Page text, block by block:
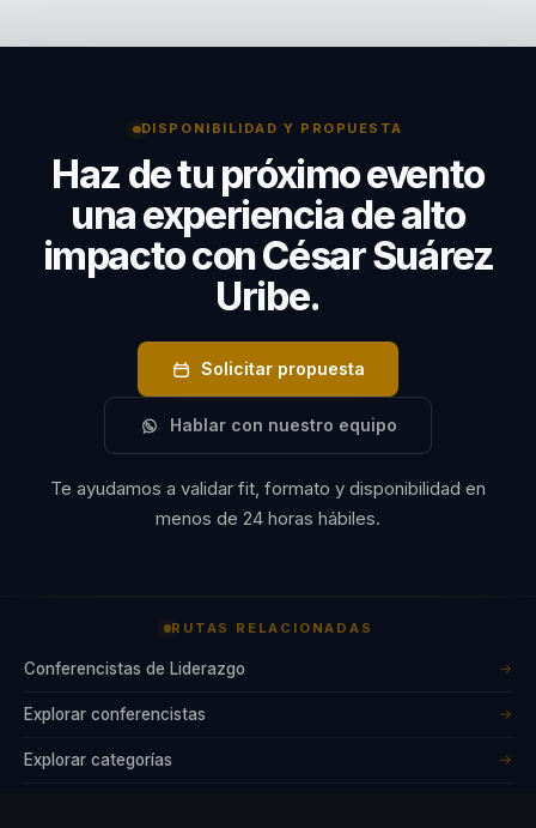
Con esa información se prepara una propuesta con
DISPONIBILIDAD Y PROPUESTA
Haz de tu próximo evento
una experiencia de alto
impacto con César Suárez
Uribe.
Solicitar propuesta
Hablar con nuestro equipo
Te ayudamos a validar fit, formato y disponibilidad en
menos de 24 horas hábiles.
RUTAS RELACIONADAS
Conferencistas de Liderazgo →
Explorar conferencistas →
Explorar categorías →